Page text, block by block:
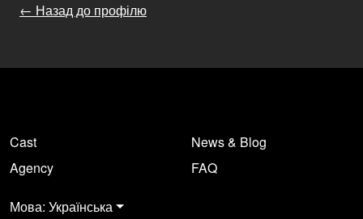
← Назад до профілю
Cast
Agency
News & Blog
FAQ
Мова: Українська